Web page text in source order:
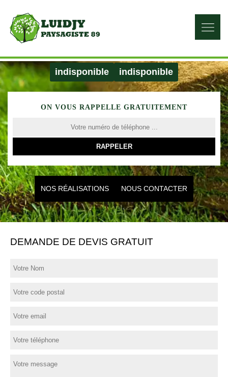
indisponible indisponible
ON VOUS RAPPELLE GRATUITEMENT
NOS RÉALISATIONS NOUS CONTACTER
DEMANDE DE DEVIS GRATUIT